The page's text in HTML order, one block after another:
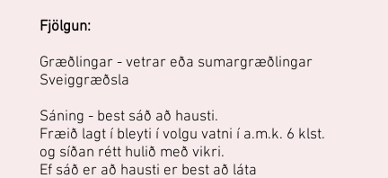
Fjölgun:
Græðlingar - vetrar eða sumargræðlingar
Sveiggræðsla
Sáning - best sáð að hausti.
Fræið lagt í bleyti í volgu vatni í a.m.k. 6 klst.
og síðan rétt hulið með vikri.
Ef sáð er að hausti er best að láta